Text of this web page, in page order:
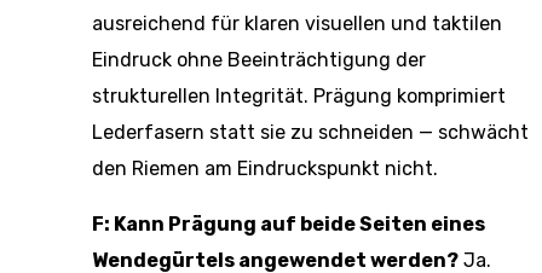
ausreichend für klaren visuellen und taktilen
Eindruck ohne Beeinträchtigung der
strukturellen Integrität. Prägung komprimiert
Lederfasern statt sie zu schneiden — schwächt
den Riemen am Eindruckspunkt nicht.
F: Kann Prägung auf beide Seiten eines
Wendegürtels angewendet werden? Ja.